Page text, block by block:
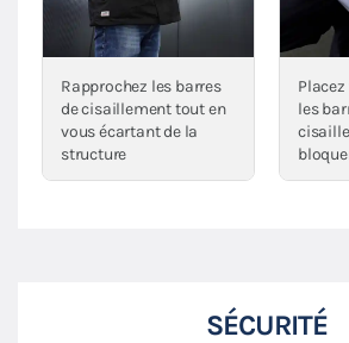
Rapprochez les barres
de cisaillement tout en
vous écartant de la
structure
les
SÉCURITÉ